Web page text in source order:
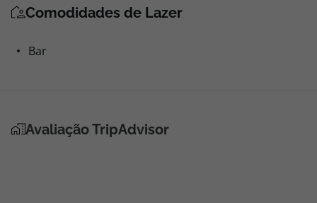
Comodidades de Lazer
Bar
Avaliação TripAdvisor